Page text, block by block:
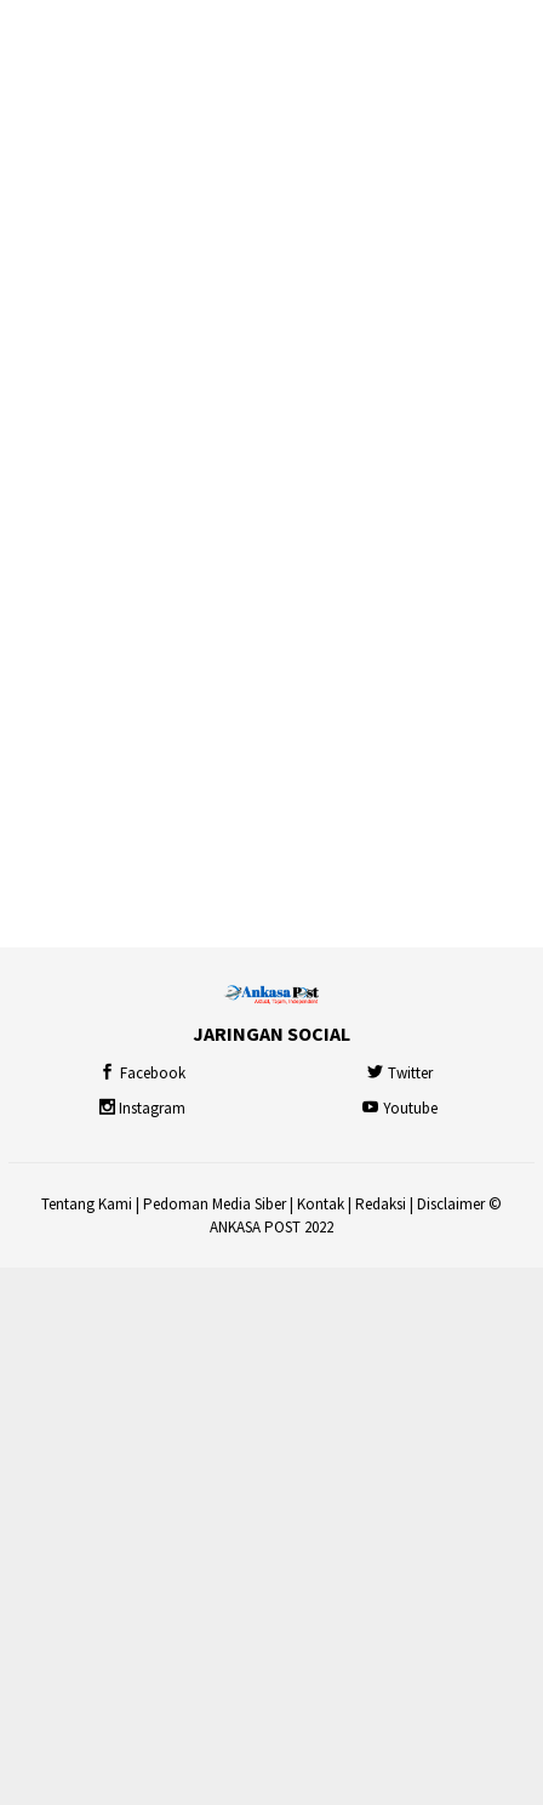
JARINGAN SOCIAL
Facebook
Twitter
Instagram
Youtube
Tentang Kami | Pedoman Media Siber| Kontak| Redaksi | Disclaimer©
ANKASA POST 2022